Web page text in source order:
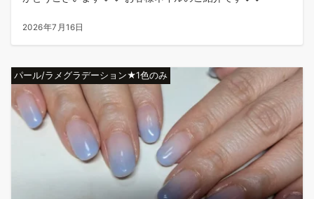
2026年7月16日
パール/ラメグラデーション★1色のみ